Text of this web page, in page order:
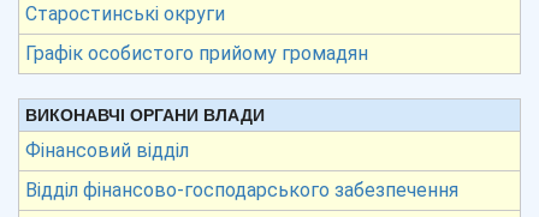
Старостинські округи
Графік особистого прийому громадян
ВИКОНАВЧІ ОРГАНИ ВЛАДИ
Фінансовий відділ
Відділ фінансово-господарського забезпечення